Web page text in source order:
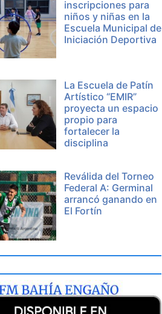
inscripciones para
niños y niñas en la
Escuela Municipal de
Iniciación Deportiva
La Escuela de Patín
Artístico “EMIR”
proyecta un espacio
propio para
fortalecer la
disciplina
Reválida del Torneo
Federal A: Germinal
arrancó ganando en
El Fortín